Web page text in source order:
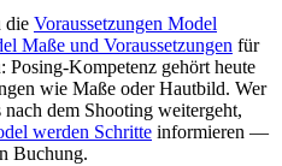
die Voraussetzungen Model
Maße und Voraussetzungen für
Kompetenz gehört heute
wie Maße oder Hautbild. Wer
dem Shooting weitergeht,
werden Schritte informieren —
Buchung.